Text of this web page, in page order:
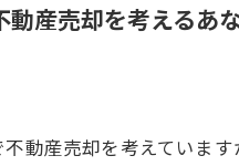
動産売却を考えるあ
動産売却を考えていま